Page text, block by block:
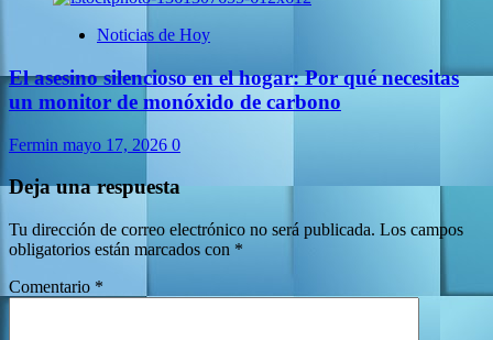
Noticias de Hoy
El asesino silencioso en el hogar: Por qué necesitas
un monitor de monóxido de carbono
Fermin mayo 17, 2026 0
Deja una respuesta
Tu dirección de correo electrónico no será publicada. Los campos
obligatorios están marcados con *
Comentario *